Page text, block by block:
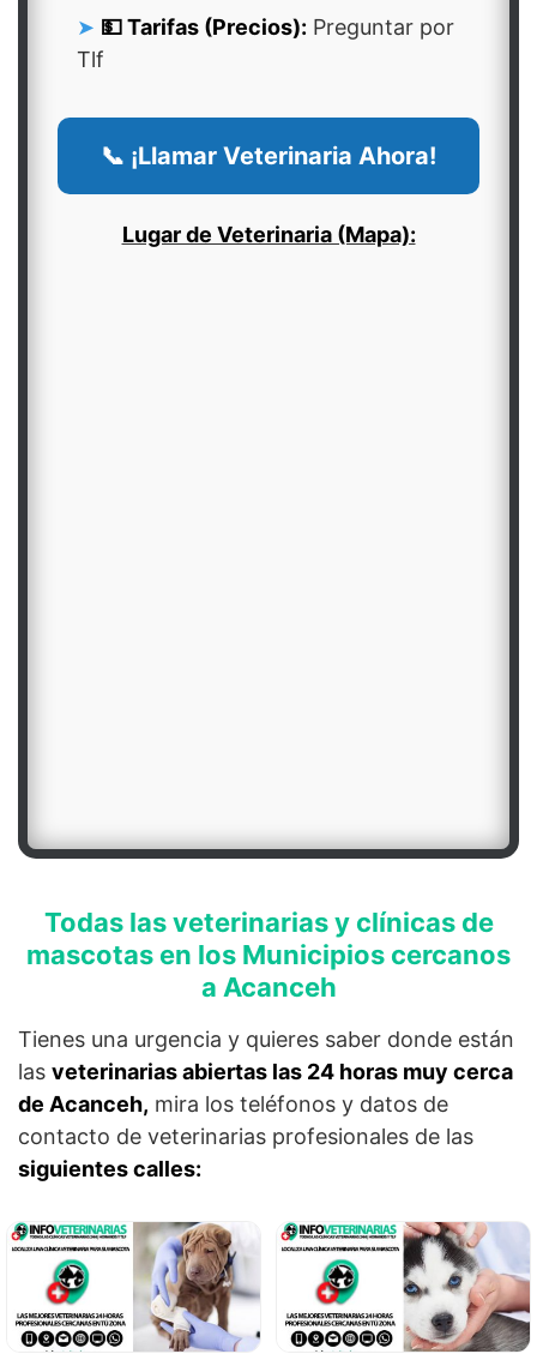
💵 Tarifas (Precios): Preguntar por
Tlf
📞 ¡Llamar Veterinaria Ahora!
Lugar de Veterinaria (Mapa):
Todas las veterinarias y clínicas de
mascotas en los Municipios cercanos
a Acanceh
Tienes una urgencia y quieres saber donde están
las veterinarias abiertas las 24 horas muy cerca
de Acanceh, mira los teléfonos y datos de
contacto de veterinarias profesionales de las
siguientes calles: